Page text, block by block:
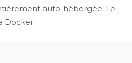
auto-hébergée. Le
Docker :